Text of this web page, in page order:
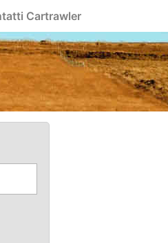
Cartrawler